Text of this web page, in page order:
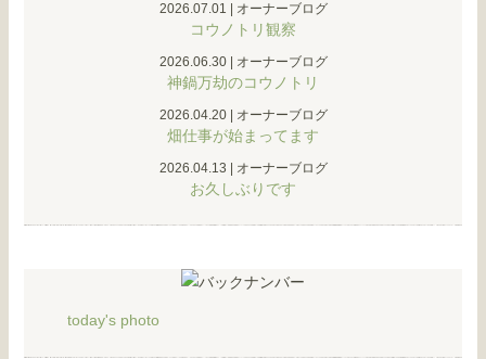
2026.07.01 オーナーブログ
コウノトリ観察
2026.06.30| オーナーブログ
神鍋万劫のコウノトリ
2026.04.20| オーナーブログ
畑仕事が始まってます
2026.04.13 オーナーブログ
お久しぶりです
today's photo